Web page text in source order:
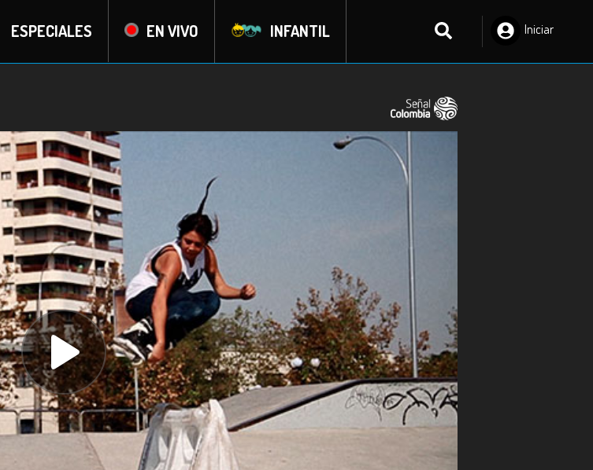
ESPECIALES EN VIVO INFANTIL
Iniciar